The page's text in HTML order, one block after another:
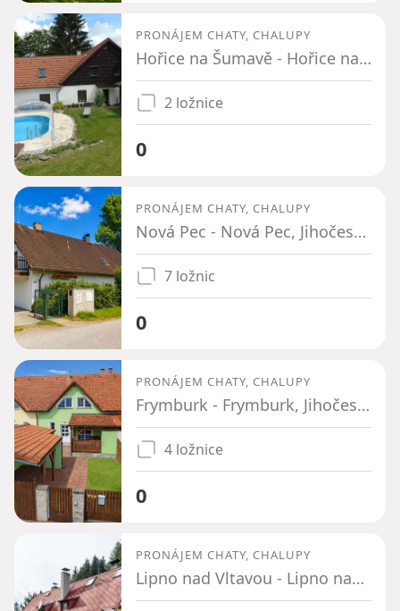
PRONÁJEM CHATY, CHALUPY
Hořice na Šumavě - Hořice na Šumavě, Jihočeský kraj
2 ložnice
0
PRONÁJEM CHATY, CHALUPY
Nová Pec - Nová Pec, Jihočeský kraj
7 ložnic
0
PRONÁJEM CHATY, CHALUPY
Frymburk - Frymburk, Jihočeský kraj
4 ložnice
0
PRONÁJEM CHATY, CHALUPY
Lipno nad Vltavou - Lipno nad Vltavou, Jihočeský kraj